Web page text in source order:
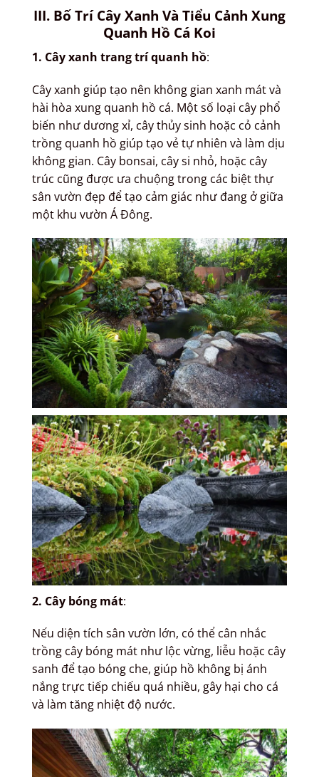
III. Bố Trí Cây Xanh Và Tiểu Cảnh Xung
Quanh Hồ Cá Koi
1. Cây xanh trang trí quanh hồ:
Cây xanh giúp tạo nên không gian xanh mát và
hài hòa xung quanh hồ cá. Một số loại cây phổ
biến như dương xỉ, cây thủy sinh hoặc cỏ cảnh
trồng quanh hồ giúp tạo vẻ tự nhiên và làm dịu
không gian. Cây bonsai, cây si nhỏ, hoặc cây
trúc cũng được ưa chuộng trong các biệt thự
sân vườn đẹp để tạo cảm giác như đang ở giữa
một khu vườn Á Đông.
2. Cây bóng mát:
Nếu diện tích sân vườn lớn, có thể cân nhắc
trồng cây bóng mát như lộc vừng, liễu hoặc cây
sanh để tạo bóng che, giúp hồ không bị ánh
nắng trực tiếp chiếu quá nhiều, gây hại cho cá
và làm tăng nhiệt độ nước.